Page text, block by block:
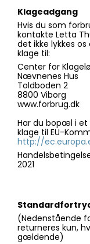
Klageadgang
Hvis du som
kontakte Letta
det ikke lykkes
klage til:
Center for
Nævnenes Hus
Toldboden 2
8800 Viborg
www.forbrug.dk
Har du bopæl i et
klage til EU-
http://
2021
(Nedenstående
returneres kun,
gældende)